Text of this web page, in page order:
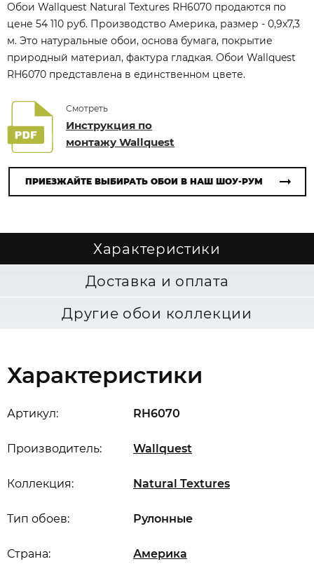
Обои Wallquest Natural Textures RH6070 продаются по
цене 54 110 руб. Производство Америка, размер - 0,9x7,3
м. Это натуральные обои, основа бумага, покрытие
природный материал, фактура гладкая. Обои Wallquest
RH6070 представлена в единственном цвете.
Смотреть
Инструкция по
монтажу Wallquest
ПРИЕЗЖАЙТЕ ВЫБИРАТЬ ОБОИ В НАШ ШОУ-РУМ
Характеристики
Доставка и оплата
Другие обои коллекции
Характеристики
Артикул: RH6070
Производитель: Wallquest
Коллекция: Natural Textures
Страна: Америка
Тип обоев: Рулонные